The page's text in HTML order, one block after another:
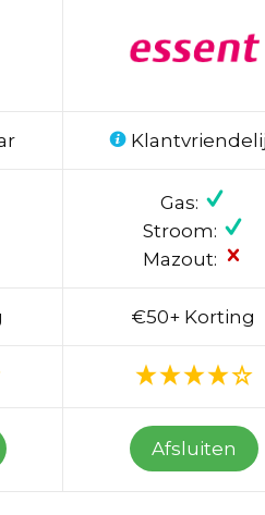
Gas:
Stroom:
Mazout:
€50+ Korting
Afsluiten